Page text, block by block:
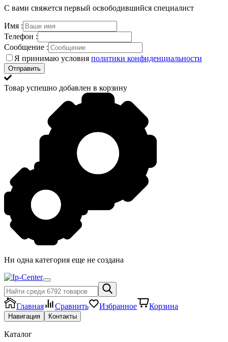
С вами свяжется первый освободившийся специалист
Имя :
Телефон :
Сообщение :
Я принимаю условия политики конфиденциальности
Товар успешно добавлен в корзину
Hи одна категория еще не создана
Главная Сравнить Избранное Корзина
Навигация Контакты
Каталог